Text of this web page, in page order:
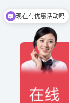
现在有优惠活动吗